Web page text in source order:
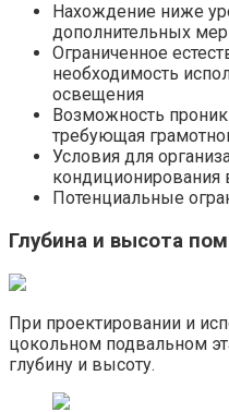
Нахождение ниже
дополнительных мер
Ограниченное
необходимость
освещения
Возможность
требующая
Условия для
кондиционирования
Потенциальные
Глубина и высота
При проектировании и
цокольном подвальном
глубину и высоту.​